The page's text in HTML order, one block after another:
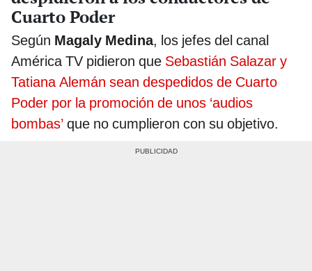
Cuarto Poder
Según Magaly Medina, los jefes del canal
América TV pidieron que Sebastián Salazar y
Tatiana Alemán sean despedidos de Cuarto
Poder por la promoción de unos ‘audios
bombas’ que no cumplieron con su objetivo.